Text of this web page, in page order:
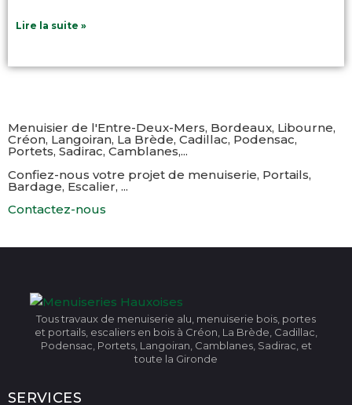
Lire la suite »
Menuisier de l'Entre-Deux-Mers, Bordeaux, Libourne,
Créon, Langoiran, La Brède, Cadillac, Podensac,
Portets, Sadirac, Camblanes,...​
Confiez-nous votre projet de menuiserie, Portails,
Bardage, Escalier, ...
Contactez-nous
Tous travaux de menuiserie alu, menuiserie bois, portes
et portails, escaliers en bois à Créon, La Brède, Cadillac,
Podensac, Portets, Langoiran, Camblanes, Sadirac, et
toute la Gironde
SERVICES